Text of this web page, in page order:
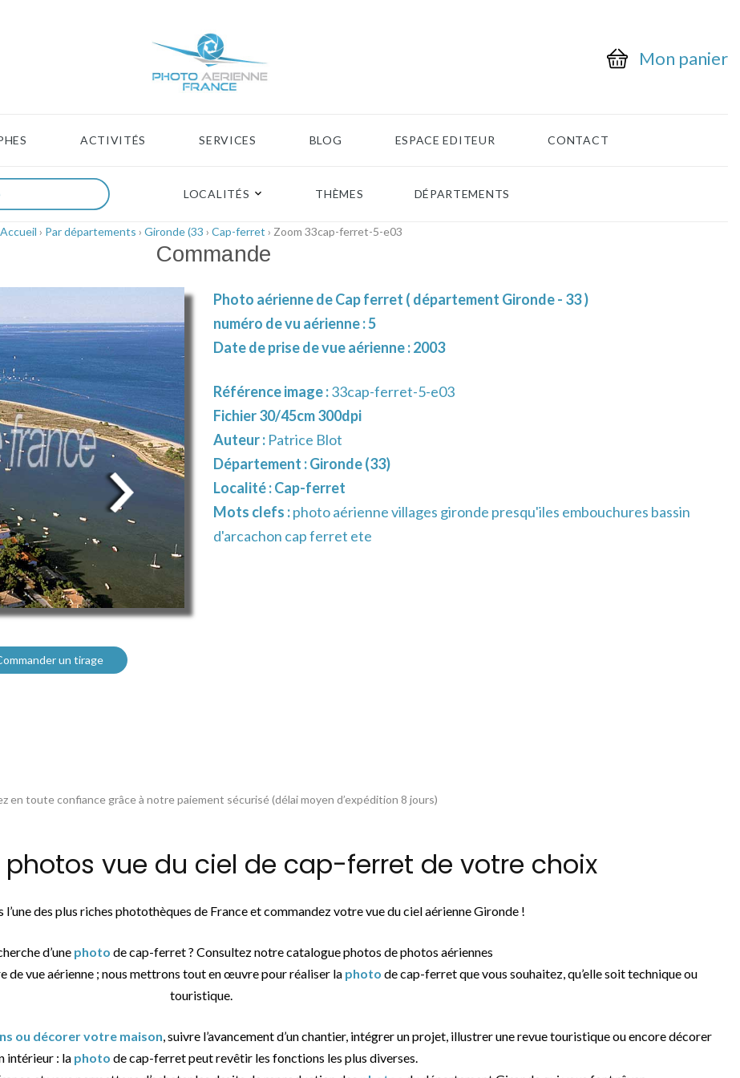
Mon panier
ACTIVITÉS SERVICES BLOG ESPACE EDITEUR CONTACT
LOCALITÉS THÈMES DÉPARTEMENTS
Accueil › Par départements › Gironde (33 › Cap-ferret › Zoom 33cap-ferret-5-e03
Commande
un tirage
Photo aérienne de Cap ferret ( département Gironde - 33 )
numéro de vu aérienne : 5
Date de prise de vue aérienne : 2003
Référence image :33cap-ferret-5-e03
Fichier 30/45cm 300dpi
Auteur : Patrice Blot
Département :Gironde (33)
Localité :Cap-ferret
Mots clefs :photo aérienne villages gironde presqu'iles embouchures bassin
d'arcachon cap ferret ete
en toute confiance grâce à notre paiement sécurisé (délai moyen d’expédition 8 jours)
vue du ciel de cap-ferret de votre choix
des plus riches photothèques de France et commandez votre vue du ciel aérienne Gironde !
d’une photo de cap-ferret ? Consultez notre catalogue photos de photos aériennes
de vue aérienne ; nous mettrons tout en œuvre pour réaliser la photo de cap-ferret que vous souhaitez, qu’elle soit technique ou
touristique.
ou décorer votre maison, suivre l’avancement d’un chantier, intégrer un projet, illustrer une revue touristique ou encore décorer
intérieur : la photo de cap-ferret peut revêtir les fonctions les plus diverses.